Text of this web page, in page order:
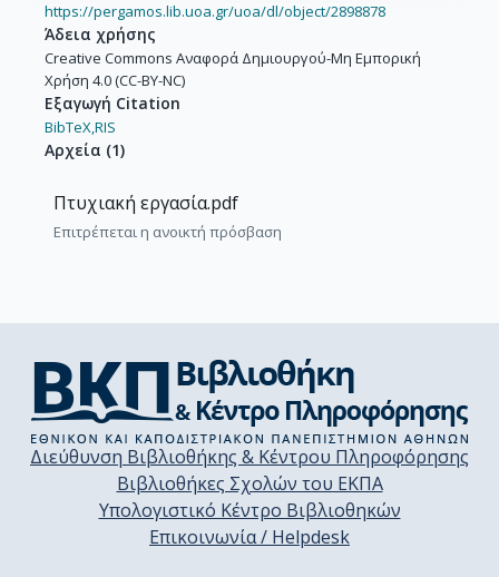
https://pergamos.lib.uoa.gr/uoa/dl/object/2898878
Άδεια χρήσης
Creative Commons Αναφορά Δημιουργού-Μη Εμπορική
Χρήση 4.0 (CC-BY-NC)
Εξαγωγή Citation
BibTeX,RIS
Αρχεία (1)
Πτυχιακή εργασία.pdf
Επιτρέπεται η ανοικτή πρόσβαση
Διεύθυνση Βιβλιοθήκης & Κέντρου Πληροφόρησης
Βιβλιοθήκες Σχολών του ΕΚΠΑ
Υπολογιστικό Κέντρο Βιβλιοθηκών
Επικοινωνία / Helpdesk